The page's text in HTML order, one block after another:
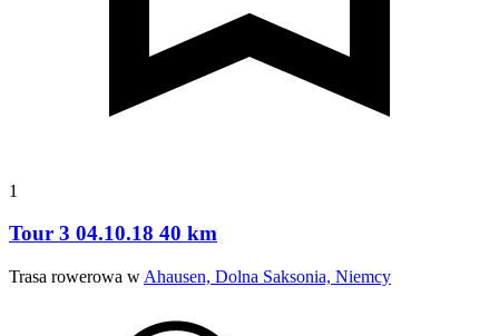
1
Tour 3 04.10.18 40 km
Trasa rowerowa w Ahausen, Dolna Saksonia, Niemcy